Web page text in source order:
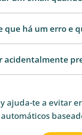
que há um erro e
acidentalmente
ajuda-te a evitar